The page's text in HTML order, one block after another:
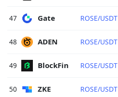
47 Gate ROSE/USDT
48 ADEN ROSE/USDT
49 BlockFin ROSE/USDT
50 ZKE ROSE/USDT